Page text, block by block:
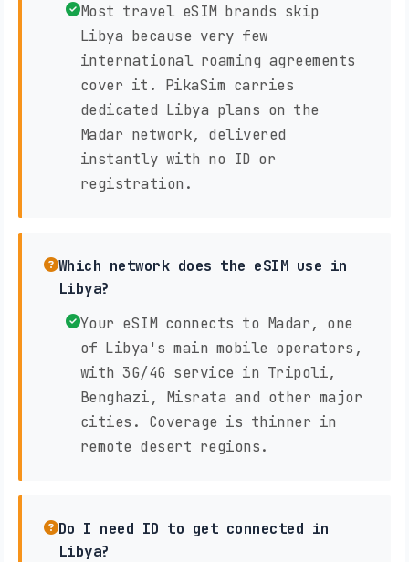
Most travel eSIM brands skip
Libya because very few
international roaming agreements
cover it. PikaSim carries
dedicated Libya plans on the
Madar network, delivered
instantly with no ID or
registration.
Which network does the eSIM use in
Libya?
Your eSIM connects to Madar, one
of Libya's main mobile operators,
with 3G/4G service in Tripoli,
Benghazi, Misrata and other major
cities. Coverage is thinner in
remote desert regions.
Do I need ID to get connected in
Libya?